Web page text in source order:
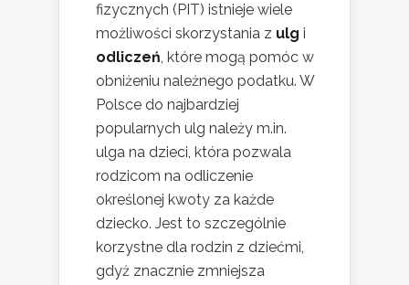
fizycznych (PIT) istnieje wiele
możliwości skorzystania z ulg i
odliczeń, które mogą pomóc w
obniżeniu należnego podatku. W
Polsce do najbardziej
popularnych ulg należy m.in.
ulga na dzieci, która pozwala
rodzicom na odliczenie
określonej kwoty za każde
dziecko. Jest to szczególnie
korzystne dla rodzin z dziećmi,
gdyż znacznie zmniejsza